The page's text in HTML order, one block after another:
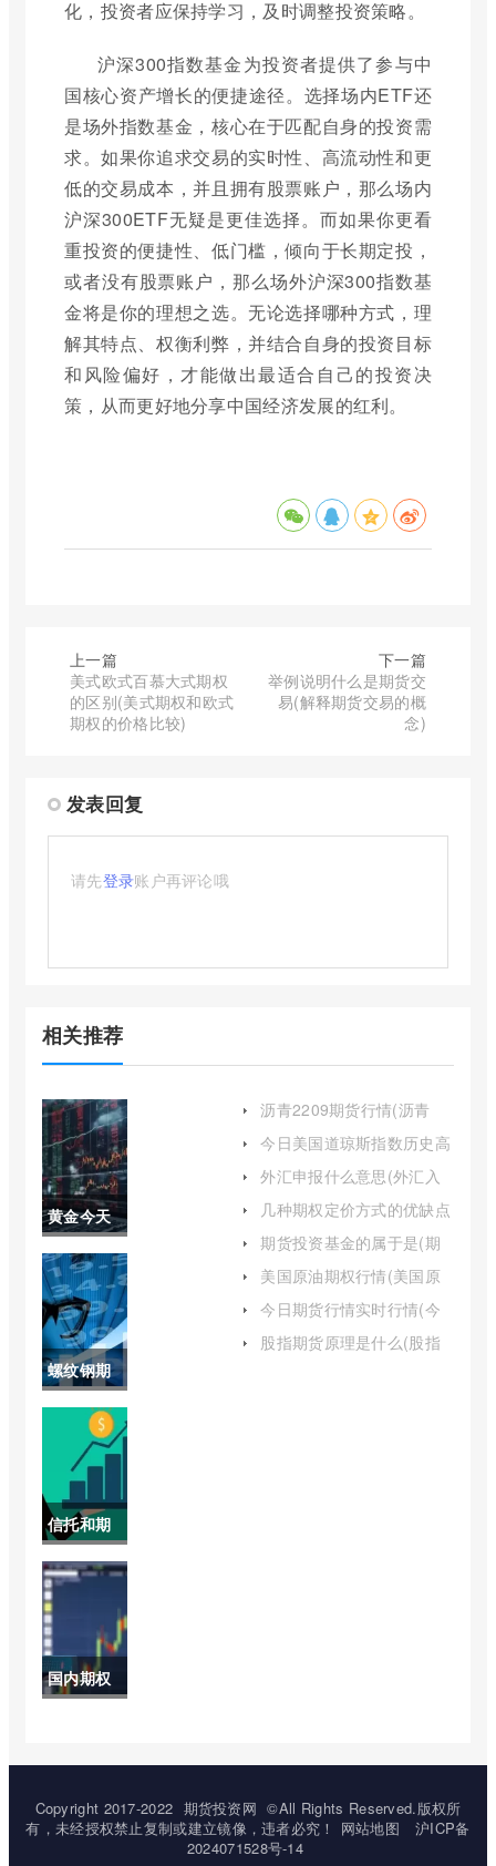
化，投资者应保持学习，及时调整投资策略。
沪深300指数基金为投资者提供了参与中
国核心资产增长的便捷途径。选择场内ETF还
是场外指数基金，核心在于匹配自身的投资需
求。如果你追求交易的实时性、高流动性和更
低的交易成本，并且拥有股票账户，那么场内
沪深300ETF无疑是更佳选择。而如果你更看
重投资的便捷性、低门槛，倾向于长期定投，
或者没有股票账户，那么场外沪深300指数基
金将是你的理想之选。无论选择哪种方式，理
解其特点、权衡利弊，并结合自身的投资目标
和风险偏好，才能做出最适合自己的投资决
策，从而更好地分享中国经济发展的红利。
上一篇
美式欧式百慕大式期权
的区别(美式期权和欧式
期权的价格比较)
下一篇
举例说明什么是期货交
易(解释期货交易的概
念)
发表回复
请先登录账户再评论哦
相关推荐
黄金今天
大盘价(今
日黄金开
盘价格)
螺纹钢期
货今日实
时价格(期
货螺纹钢
2205走
势)
信托和期
货的区别
(信托与期
货的区别)
国内期权
(国内期权
在哪里交
沥青2209期货行情(沥青
今日美国道琼斯指数历史高
外汇申报什么意思(外汇入
几种期权定价方式的优缺点
期货投资基金的属于是(期
吗)
美国原油期权行情(美国原
今日期货行情实时行情(今
股指期货原理是什么(股指
Copyright 2017-2022 期货投资网 ©All Rights Reserved.版权所
有，未经授权禁止复制或建立镜像，违者必究！
网站地图
沪ICP备
2024071528号-14